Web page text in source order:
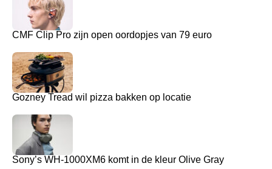
CMF Clip Pro zijn open oordopjes van 79 euro
Gozney Tread wil pizza bakken op locatie
Sony’s WH-1000XM6 komt in de kleur Olive Gray